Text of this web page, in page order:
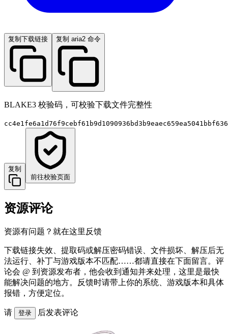
复制下载链接 复制 aria2 命令
BLAKE3 校验码，可校验下载文件完整性
复制
前往校验页面
资源评论
资源有问题？就在这里反馈
下载链接失效、提取码或解压密码错误、文件损坏、解压后无
法运行、补丁与游戏版本不匹配……都请直接在下面留言。评
论会 @ 到资源发布者，他会收到通知并来处理，这里是最快
能解决问题的地方。反馈时请带上你的系统、游戏版本和具体
报错，方便定位。
请 登录 后发表评论